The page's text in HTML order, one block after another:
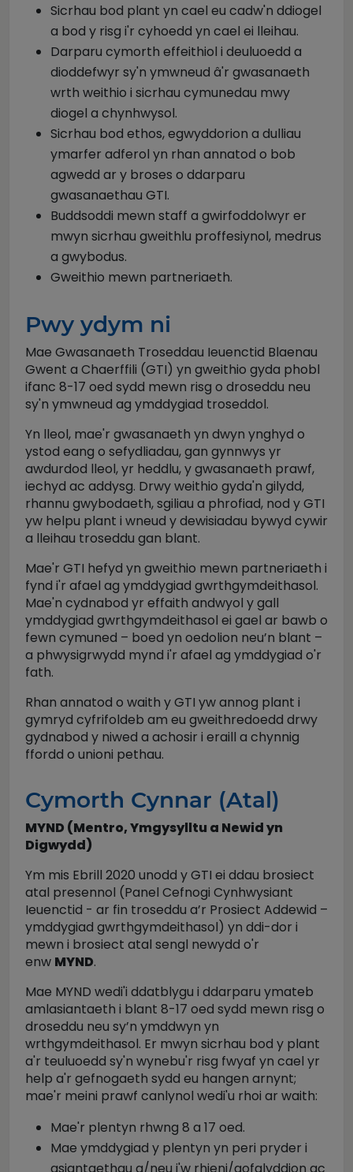
Sicrhau bod plant yn cael eu cadw'n ddiogel
a bod y risg i'r cyhoedd yn cael ei lleihau.
Darparu cymorth effeithiol i deuluoedd a
dioddefwyr sy'n ymwneud â'r gwasanaeth
wrth weithio i sicrhau cymunedau mwy
diogel a chynhwysol.
Sicrhau bod ethos, egwyddorion a dulliau
ymarfer adferol yn rhan annatod o bob
agwedd ar y broses o ddarparu
gwasanaethau GTI.
Buddsoddi mewn staff a gwirfoddolwyr er
mwyn sicrhau gweithlu proffesiynol, medrus
a gwybodus.
Gweithio mewn partneriaeth.
Pwy ydym ni
Mae Gwasanaeth Troseddau Ieuenctid Blaenau
Gwent a Chaerffili (GTI) yn gweithio gyda phobl
ifanc 8-17 oed sydd mewn risg o droseddu neu
sy'n ymwneud ag ymddygiad troseddol.
Yn lleol, mae'r gwasanaeth yn dwyn ynghyd o
ystod eang o sefydliadau, gan gynnwys yr
awdurdod lleol, yr heddlu, y gwasanaeth prawf,
iechyd ac addysg. Drwy weithio gyda'n gilydd,
rhannu gwybodaeth, sgiliau a phrofiad, nod y GTI
yw helpu plant i wneud y dewisiadau bywyd cywir
a lleihau troseddu gan blant.
Mae'r GTI hefyd yn gweithio mewn partneriaeth i
fynd i'r afael ag ymddygiad gwrthgymdeithasol.
Mae'n cydnabod yr effaith andwyol y gall
ymddygiad gwrthgymdeithasol ei gael ar bawb o
fewn cymuned – boed yn oedolion neu’n blant –
a phwysigrwydd mynd i'r afael ag ymddygiad o'r
fath.
Rhan annatod o waith y GTI yw annog plant i
gymryd cyfrifoldeb am eu gweithredoedd drwy
gydnabod y niwed a achosir i eraill a chynnig
ffordd o unioni pethau.
Cymorth Cynnar (Atal)
MYND (Mentro, Ymgysylltu a Newid yn
Digwydd)
Ym mis Ebrill 2020 unodd y GTI ei ddau brosiect
atal presennol (Panel Cefnogi Cynhwysiant
Ieuenctid - ar fin troseddu a’r Prosiect Addewid –
ymddygiad gwrthgymdeithasol) yn ddi-dor i
mewn i brosiect atal sengl newydd o'r
enw MYND.
Mae MYND wedi'i ddatblygu i ddarparu ymateb
amlasiantaeth i blant 8-17 oed sydd mewn risg o
droseddu neu sy’n ymddwyn yn
wrthgymdeithasol. Er mwyn sicrhau bod y plant
a'r teuluoedd sy'n wynebu'r risg fwyaf yn cael yr
help a'r gefnogaeth sydd eu hangen arnynt;
mae'r meini prawf canlynol wedi'u rhoi ar waith:
Mae'r plentyn rhwng 8 a 17 oed.
Mae ymddygiad y plentyn yn peri pryder i